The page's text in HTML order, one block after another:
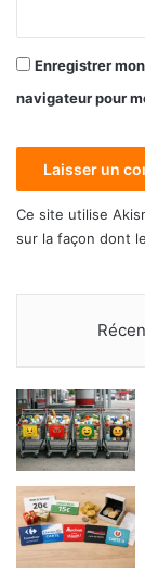
Enregistrer
navigateur pour
Ce site utilise
sur la façon dont